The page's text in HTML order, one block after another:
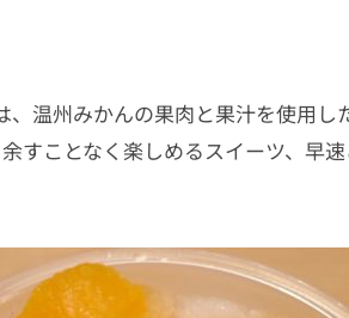
温州みかんの果肉と果汁を使用し
すことなく楽しめるスイーツ、早